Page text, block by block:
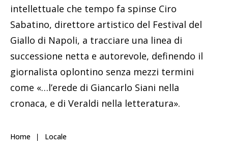
intellettuale che tempo fa spinse Ciro
Sabatino, direttore artistico del Festival del
Giallo di Napoli, a tracciare una linea di
successione netta e autorevole, definendo il
giornalista oplontino senza mezzi termini
come «…l’erede di Giancarlo Siani nella
cronaca, e di Veraldi nella letteratura».
Home Locale